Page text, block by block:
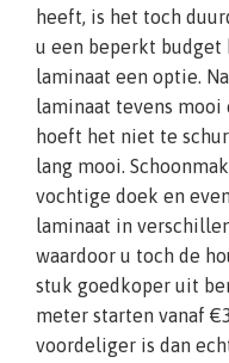
heeft, is het toch
u een beperkt
laminaat een optie.
laminaat tevens
hoeft het niet te
lang mooi.
vochtige doek en
laminaat in
waardoor u toch de
stuk goedkoper uit
meter starten vanaf
voordeliger is dan